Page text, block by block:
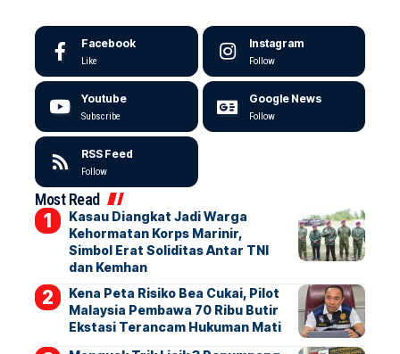
Facebook
Like
Instagram
Follow
Youtube
Subscribe
Google News
Follow
RSS Feed
Follow
Most Read
Kasau Diangkat Jadi Warga
Kehormatan Korps Marinir,
Simbol Erat Soliditas Antar TNI
dan Kemhan
Kena Peta Risiko Bea Cukai, Pilot
Malaysia Pembawa 70 Ribu Butir
Ekstasi Terancam Hukuman Mati